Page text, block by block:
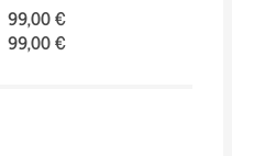
99,00 €
99,00 €